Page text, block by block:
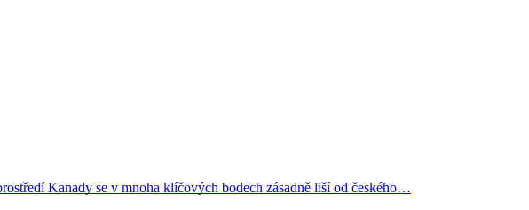
Kanady se v mnoha klíčových bodech zásadně liší od českého…